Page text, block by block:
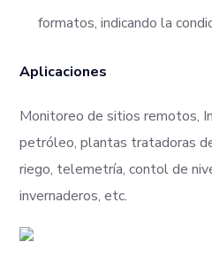
formatos, indicando la
Aplicaciones
Monitoreo de sitios remotos,
petróleo, plantas tratadoras
riego, telemetría, contol de
invernaderos, etc.